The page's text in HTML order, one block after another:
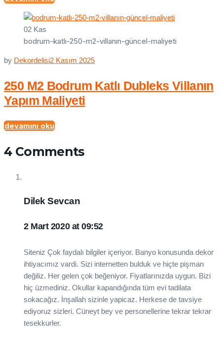
02 Kas
bodrum-katlı-250-m2-villanın-güncel-maliyeti
by Dekordelisi2 Kasım 2025
250 M2 Bodrum Katlı Dubleks Villanın
Yapım Maliyeti
devamını oku
4 Comments
Dilek Sevcan
2 Mart 2020 at 09:52
Siteniz Çok faydalı bilgiler içeriyor. Banyo konusunda dekor
ihtiyacımız vardi. Sizi internetten bulduk ve hiçte pişman
değiliz. Her gelen çok beğeniyor. Fiyatlarınızda uygun. Bizi
hiç üzmediniz. Okullar kapandığında tüm evi tadilata
sokacağız. İnşallah sizinle yapicaz. Herkese de tavsiye
ediyoruz sizleri. Cüneyt bey ve personellerine tekrar tekrar
tesekkurler.